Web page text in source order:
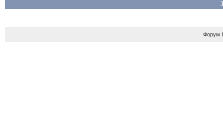
Форум